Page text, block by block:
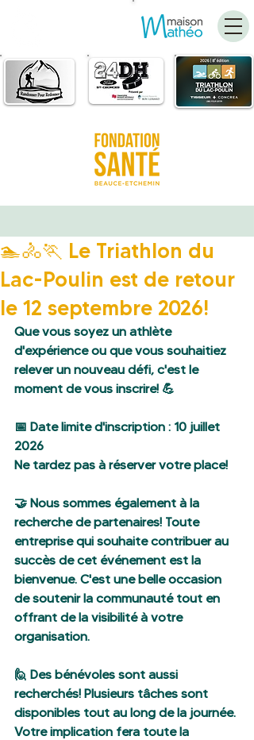
🏊🚴🏃 Le Triathlon du
Lac-Poulin est de retour
le 12 septembre 2026!
Que vous soyez un athlète
d'expérience ou que vous souhaitiez
relever un nouveau défi, c'est le
moment de vous inscrire! 💪
📅 Date limite d'inscription : 10 juillet
2026
Ne tardez pas à réserver votre place!
🤝 Nous sommes également à la
recherche de partenaires! Toute
entreprise qui souhaite contribuer au
succès de cet événement est la
bienvenue. C'est une belle occasion
de soutenir la communauté tout en
offrant de la visibilité à votre
organisation.
🙋 Des bénévoles sont aussi
recherchés! Plusieurs tâches sont
disponibles tout au long de la journée.
Votre implication fera toute la